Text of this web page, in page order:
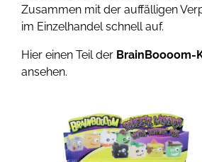
Zusammen mit der auffälligen
im Einzelhandel schnell auf.
Hier einen Teil der BrainBoooom-
ansehen.